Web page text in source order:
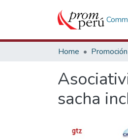
Home
sacha